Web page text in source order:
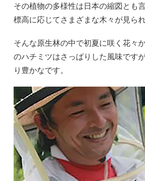
その植物の多様性は日本の縮図とも
標高に応じてさまざまな木々が見られ
そんな原生林の中で初夏に咲く花々
のハチミツはさっぱりした風味です
り豊かなです。